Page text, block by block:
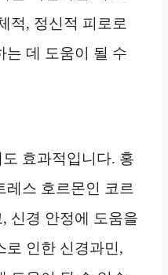
적, 정신적 피로로
는 데 도움이 될 수
효과적입니다. 홍
레스 호르몬인 코르
신경 안정에 도움을
로 인한 신경과민,